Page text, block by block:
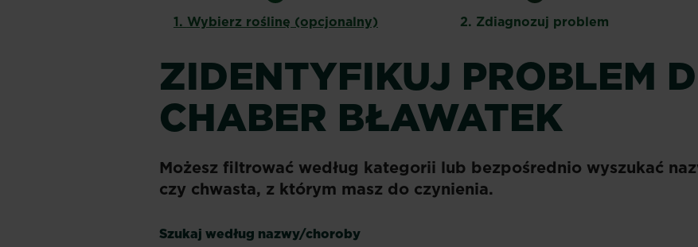
1. Wybierz roślinę (opcjonalny) 2. Zdiagnozuj problem
ZIDENTYFIKUJ PROBLEM
CHABER BŁAWATEK
Możesz filtrować według kategorii lub bezpośrednio wyszukać
czy chwasta, z którym masz do czynienia.
Szukaj według nazwy/choroby